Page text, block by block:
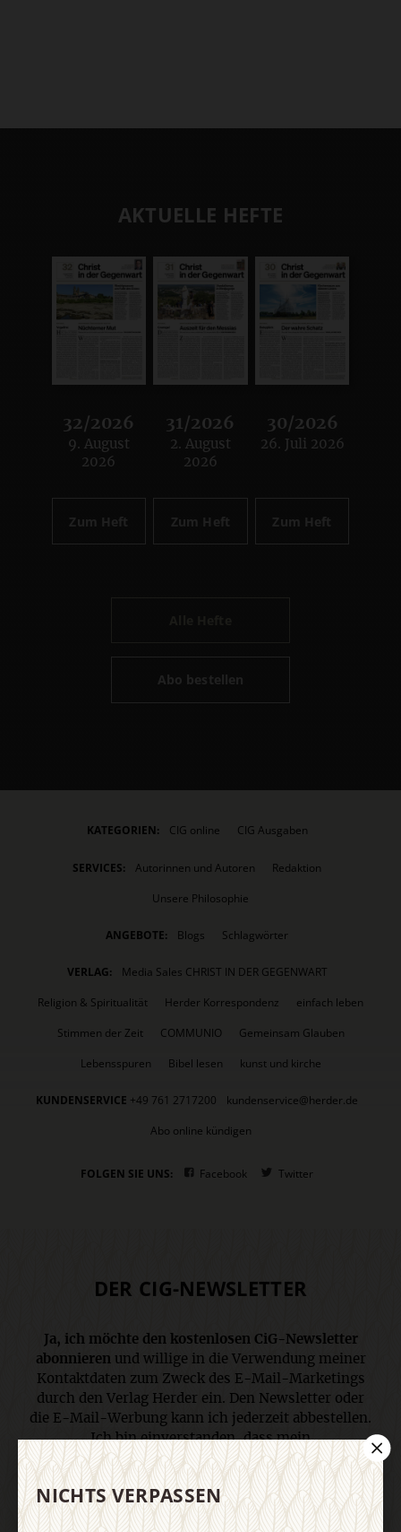
AKTUELLE HEFTE
32/2026
:
9. August
2026
Zum Heft
31/2026
:
2. August
2026
Zum Heft
30/2026
:
26. Juli 2026
Zum Heft
Abo bestellen
KATEGORIEN: CIG online CIG Ausgaben
SERVICES: Autorinnen und Autoren
Redaktion
Unsere Philosophie
ANGEBOTE: Blogs Schlagwörter
VERLAG:
Media Sales CHRIST IN DER GEGENWART
Religion & Spiritualität
Herder Korrespondenz
einfach leben
Stimmen der Zeit
COMMUNIO
Gemeinsam Glauben
Lebensspuren
Bibel lesen kunst und kirche
KUNDENSERVICE +49 761 2717200
kundenservice@herder.de
Abo online kündigen
FOLGEN SIE UNS: Facebook Twitter
DER CIG-NEWSLETTER
Ja, ich möchte den kostenlosen CiG-Newsletter
abonnierenund willige in die Verwendung meiner
Kontaktdaten zum Zweck des E-Mail-Marketings
durch den Verlag Herder ein. Den Newsletter oder
die E-Mail-Werbung kann ich jederzeit abbestellen.
Ich bin einverstanden, dass mein
personenbezogenes Nutzungsverhalten in
Newsletter und E-Mail-Werbung erfasst und
ausgewertet wird, um die Inhalte besser auf meine
Interessen auszurichten. Über einen Link in
NICHTS VERPASSEN